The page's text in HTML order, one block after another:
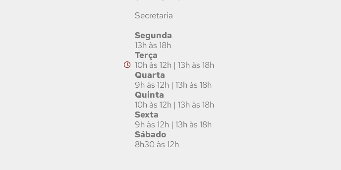
Secretaria
Segunda
13h às 18h
Terça
10h às 12h | 13h às 18h
Quarta
9h às 12h | 13h às 18h
Quinta
10h às 12h | 13h às 18h
Sexta
9h às 12h | 13h às 18h
Sábado
8h30 às 12h